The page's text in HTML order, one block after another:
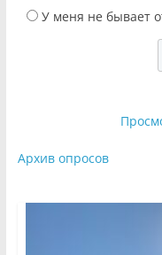
У меня не бывает
Архив опросов